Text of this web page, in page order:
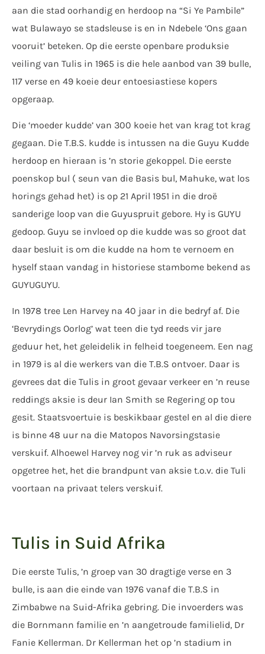
aan die stad oorhandig en herdoop na “Si Ye Pambile”
wat Bulawayo se stadsleuse is en in Ndebele ‘Ons gaan
vooruit’ beteken. Op die eerste openbare produksie
veiling van Tulis in 1965 is die hele aanbod van 39 bulle,
117 verse en 49 koeie deur entoesiastiese kopers
opgeraap.
Die ‘moeder kudde’ van 300 koeie het van krag tot krag
gegaan. Die T.B.S. kudde is intussen na die Guyu Kudde
herdoop en hieraan is ’n storie gekoppel. Die eerste
poenskop bul ( seun van die Basis bul, Mahuke, wat los
horings gehad het) is op 21 April 1951 in die droë
sanderige loop van die Guyuspruit gebore. Hy is GUYU
gedoop. Guyu se invloed op die kudde was so groot dat
daar besluit is om die kudde na hom te vernoem en
hyself staan vandag in historiese stambome bekend as
GUYUGUYU.
In 1978 tree Len Harvey na 40 jaar in die bedryf af. Die
‘Bevrydings Oorlog’ wat teen die tyd reeds vir jare
geduur het, het geleidelik in felheid toegeneem. Een nag
in 1979 is al die werkers van die T.B.S ontvoer. Daar is
gevrees dat die Tulis in groot gevaar verkeer en ’n reuse
reddings aksie is deur Ian Smith se Regering op tou
gesit. Staatsvoertuie is beskikbaar gestel en al die diere
is binne 48 uur na die Matopos Navorsingstasie
verskuif. Alhoewel Harvey nog vir ’n ruk as adviseur
opgetree het, het die brandpunt van aksie t.o.v. die Tuli
voortaan na privaat telers verskuif.
Tulis in Suid Afrika
Die eerste Tulis, ’n groep van 30 dragtige verse en 3
bulle, is aan die einde van 1976 vanaf die T.B.S in
Zimbabwe na Suid-Afrika gebring. Die invoerders was
die Bornmann familie en ’n aangetroude familielid, Dr
Fanie Kellerman. Dr Kellerman het op ’n stadium in